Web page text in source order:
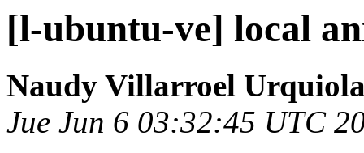
[l-ubuntu-ve] local
Naudy Villarroel
Jue Jun 6 03:32:45 UTC